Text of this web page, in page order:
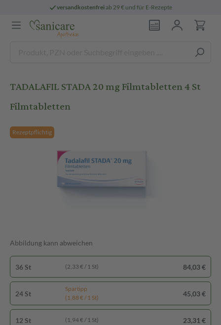
versandkostenfreiab 29 € und für E-Rezepte
TADALAFIL STADA 20 mg Filmtabletten 4 St
Filmtabletten
Rezeptpflichtig
Abbildung kann abweichen
36 St (2,33 € / 1 St) 84,03 €
24 St
Spartipp
(1,88 € / 1 St)
45,03 €
12 St (1,94 € / 1 St) 23,31 €